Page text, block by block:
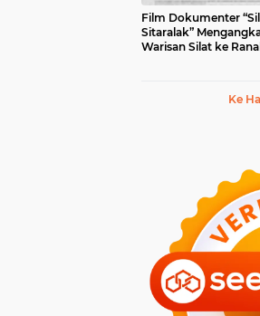
Film Dokumenter
Sitaralak”
Warisan Silat ke
Ke